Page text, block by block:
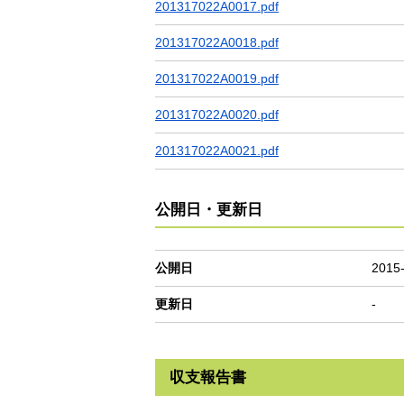
201317022A0017.pdf
201317022A0018.pdf
201317022A0019.pdf
201317022A0020.pdf
201317022A0021.pdf
公開日・更新日
公開日
更新日 -
収支報告書